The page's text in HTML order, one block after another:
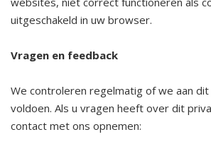
uitgeschakeld in uw browser.
Vragen en feedback
We controleren regelmatig of we aan
voldoen. Als u vragen heeft over dit
contact met ons opnemen: